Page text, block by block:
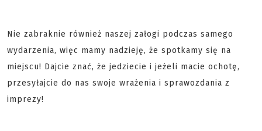
Nie zabraknie również naszej załogi podczas samego
wydarzenia, więc mamy nadzieję, że spotkamy się na
miejscu! Dajcie znać, że jedziecie i jeżeli macie ochotę,
przesyłajcie do nas swoje wrażenia i sprawozdania z
imprezy!